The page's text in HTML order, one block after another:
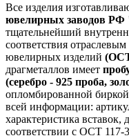
Все изделия
ювелирных заводов РФ
тщательнейший
соответствия
ювелирных изделий (ОСТ
драгметаллов имеет
(серебро - 925 проба,
опломбированной биркой
всей информации:
характеристика вставок,
соответствии с ОСТ 117-